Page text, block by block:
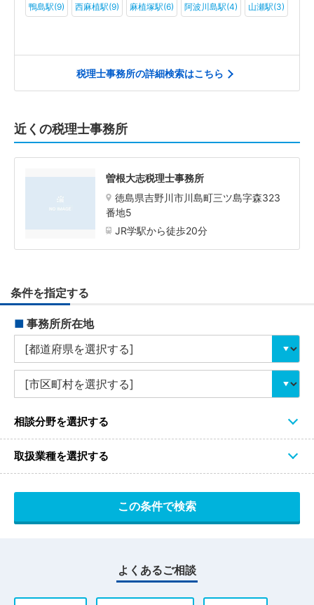
鴨島駅(9) 西麻植駅(9) 麻植塚駅(6) 阿波川島駅(4) 山瀬駅(3)
税理士事務所の詳細検索はこちら
近くの税理士事務所
曽根大志税理士事務所
徳島県吉野川市川島町三ツ島字森323
番地5
JR学駅から徒歩20分
条件を指定する
■ 事務所所在地
相談分野を選択する
取扱業種を選択する
よくあるご相談